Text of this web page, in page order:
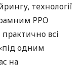
технології
РРО
всі
одним
на